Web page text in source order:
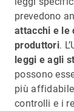
prevedono
attacchi e le
produttori.
leggi e agli
possono
più affidabile
controlli e i